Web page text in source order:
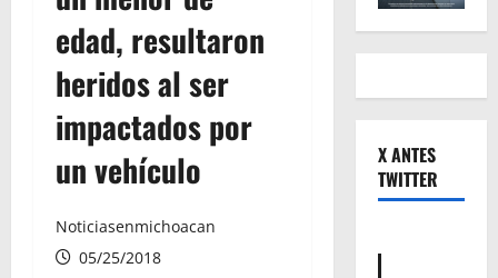
edad, resultaron
heridos al ser
impactados por
un vehículo
Noticiasenmichoacan
05/25/2018
X ANTES
TWITTER